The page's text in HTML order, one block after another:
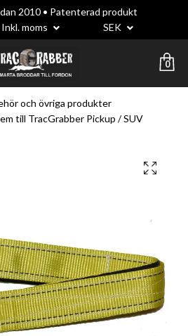
2010 • Patenterad produkt
Inkl. moms
SEK
0
och övriga produkter
till TracGrabber Pickup / SUV